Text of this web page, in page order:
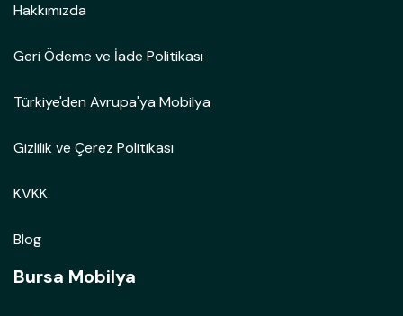
Hakkımızda
Geri Ödeme ve İade Politikası
Türkiye'den Avrupa'ya Mobilya
Gizlilik ve Çerez Politikası
KVKK
Blog
Bursa Mobilya